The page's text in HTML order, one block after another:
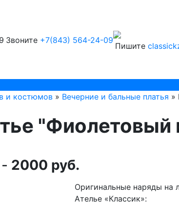
Звоните +7(843) 564-24-09
Пишите
и костюмов » Вечерние и бальные платья »
"Фиолетовый
2000 руб.
Оригинальные наряды на
Ателье «Классик»: